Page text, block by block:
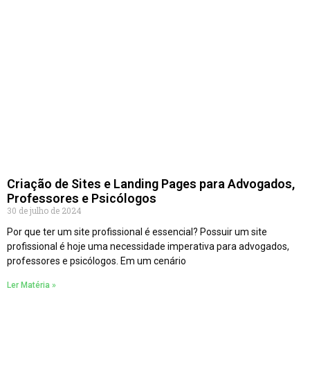
Criação de Sites e Landing Pages para Advogados,
Professores e Psicólogos
30 de julho de 2024
Por que ter um site profissional é essencial? Possuir um site
profissional é hoje uma necessidade imperativa para advogados,
professores e psicólogos. Em um cenário
Ler Matéria »